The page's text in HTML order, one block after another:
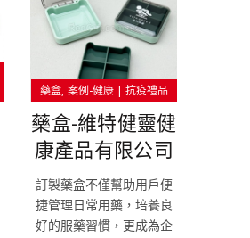
藥盒 案例-健康 | 抗疫禮品
藥盒-維特健靈健
康產品有限公司
訂製藥盒不僅幫助用戶便
捷管理日常用藥，培養良
好的服藥習慣，更成為企